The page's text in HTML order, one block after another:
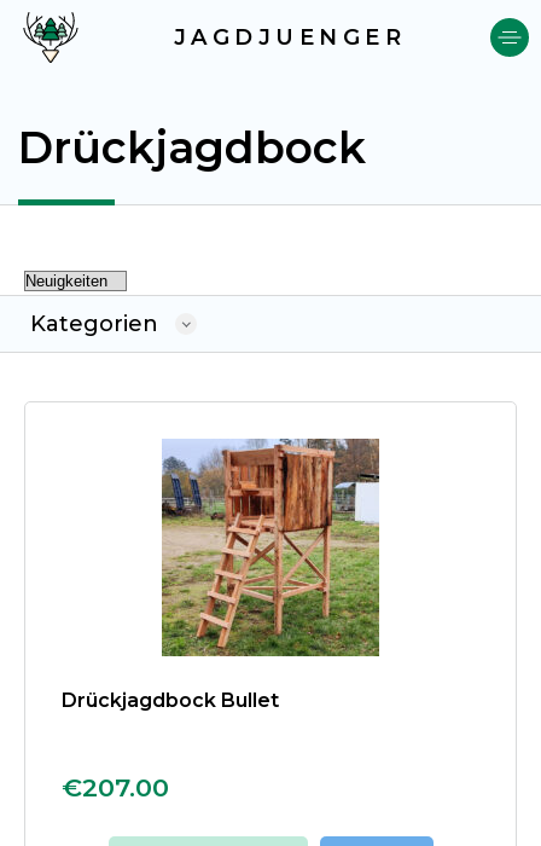
JAGDJUENGER
Drückjagdbock
Drückjagdbock Bullet
€207.00
Kategorien